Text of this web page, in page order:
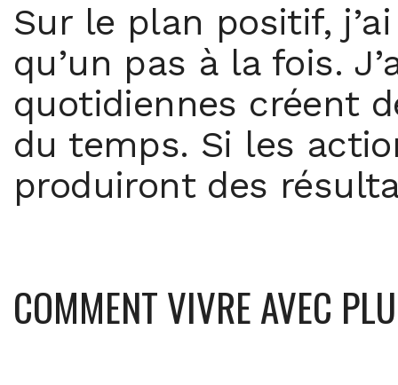
Sur le plan positif,
qu’un pas à la fois.
quotidiennes créent
du temps. Si les
produiront des
COMMENT VIVRE AVEC